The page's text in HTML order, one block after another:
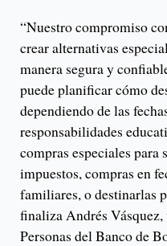
“Nuestro compromiso
crear alternativas
manera segura y
puede planificar cómo
dependiendo de las
responsabilidades
compras especiales para
impuestos, compras en
familiares, o destinarlas
finaliza Andrés
Personas del Banco de